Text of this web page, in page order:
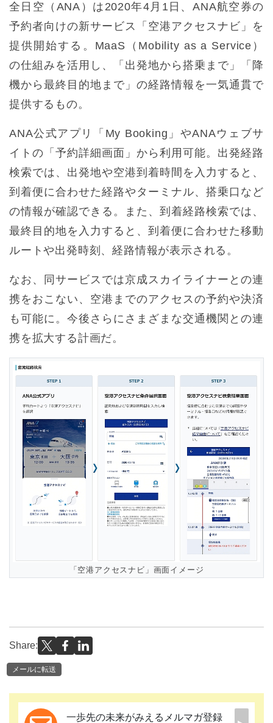
全日空（ANA）は2020年4月1日、ANA航空券の
予約者向けの新サービス「空港アクセスナビ」を
提供開始する。MaaS（Mobility as a Service）
の仕組みを活用し、「出発地から搭乗まで」「降
機から最終目的地まで」の経路情報を一気通貫で
提供するもの。
ANA公式アプリ「My Booking」やANAウェブサ
イトの「予約詳細画面」から利用可能。出発経路
検索では、出発地や空港到着時間を入力すると、
到着便に合わせた経路やターミナル、搭乗口など
の情報が確認できる。また、到着経路検索では、
最終目的地を入力すると、到着便に合わせた移動
ルートや出発時刻、経路情報が表示される。
なお、同サービスでは京成スカイライナーとの連
携をおこない、空港までのアクセスの予約や決済
も可能に。今後さらにさまざまな交通機関との連
携を拡大する計画だ。
「空港アクセスナビ」画面イメージ
Share:
メールに転送
一歩先の未来がみえるメルマガ登録